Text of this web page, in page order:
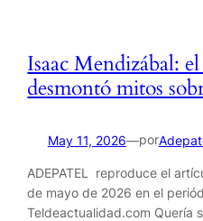
Isaac Mendizábal:
desmontó mitos
May 11, 2026—por
ADEPATEL reproduce el
de mayo de 2026 en el
Teldeactualidad.com Quería